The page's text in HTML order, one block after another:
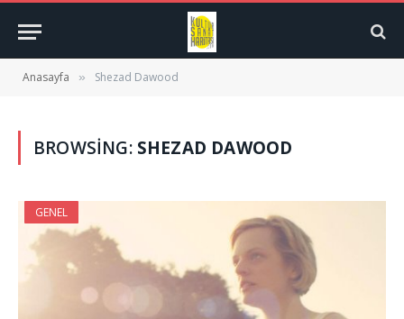
Anasayfa » Shezad Dawood
BROWSING: SHEZAD DAWOOD
GENEL